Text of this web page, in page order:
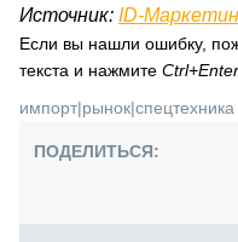
Источник: ID-
Если вы нашли ошибку,
текста и нажмите Ctrl+Enter
импорт|рынок|спецтехника
ПОДЕЛИТЬСЯ: